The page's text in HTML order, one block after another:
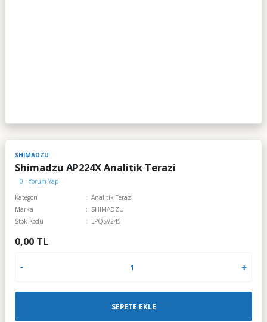
SHIMADZU
Shimadzu AP224X Analitik Terazi
0 - Yorum Yap
Kategori
Analitik Terazi
Marka
SHIMADZU
Stok Kodu
LPQSV245
0,00 TL
SEPETE EKLE